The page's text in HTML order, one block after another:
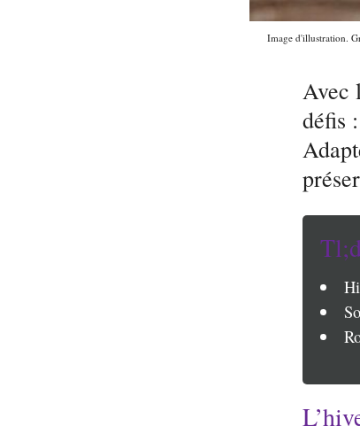
Image d'illustration.
Avec
défis